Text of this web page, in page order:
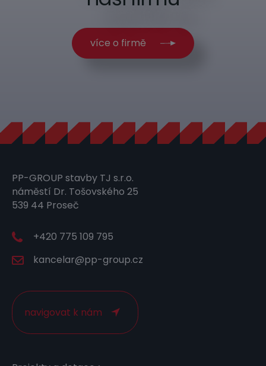
více o firmě
PP-GROUP stavby TJ s.r.o.
náměstí Dr. Tošovského 25
539 44 Proseč
+420 775 109 795
kancelar@pp-group.cz
navigovat k nám